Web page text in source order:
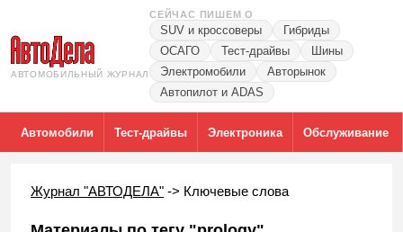
АВТОМОБИЛЬНЫЙ ЖУРНАЛ
СЕЙЧАС ПИШЕМ О
SUV и кроссоверы
Гибриды
ОСАГО
Тест-драйвы
Шины
Электромобили
Авторынок
Автопилот и ADAS
Автомобили Тест-драйвы Электроника Обслуживание
Журнал "АВТОДЕЛА" -> Ключевые слова